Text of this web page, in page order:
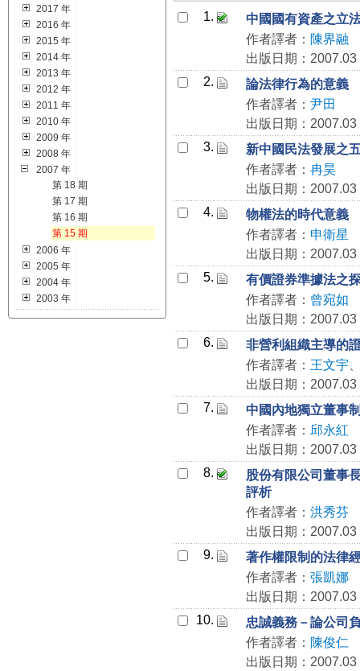
2017 年
2016 年
2015 年
2014 年
2013 年
2012 年
2011 年
2010 年
2009 年
2008 年
2007 年
第 18 期
第 17 期
第 16 期
第 15 期
2006 年
2005 年
2004 年
2003 年
1.
中國國有資產之立
作者譯者： 陳界融
出版日期：2007.03
2.
論法律行為的意義
作者譯者： 尹田
出版日期：2007.03
3.
新中國民法發展之
作者譯者： 冉昊
出版日期：2007.03
4.
物權法的時代意義
作者譯者： 申衛星
出版日期：2007.03
5.
有價證券準據法之
作者譯者： 曾宛如
出版日期：2007.03
6.
非營利組織主導的
作者譯者： 王文宇
出版日期：2007.03
7.
中國內地獨立董事
作者譯者： 邱永紅
出版日期：2007.03
8.
股份有限公司董事
評析
作者譯者： 洪秀芬
出版日期：2007.03
9.
著作權限制的法律
作者譯者： 張凱娜
出版日期：2007.03
10.
忠誠義務－論公司
作者譯者： 陳俊仁
出版日期：2007.03